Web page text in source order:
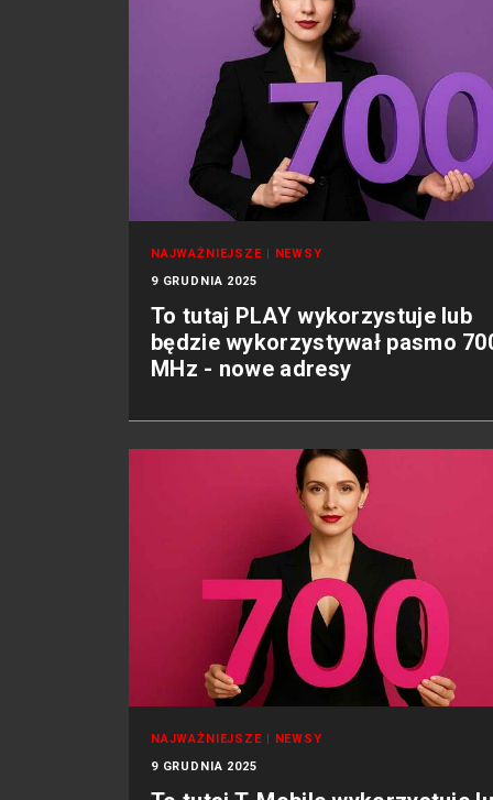
NAJWAŻNIEJSZE | NEWSY
9 GRUDNIA 2025
To tutaj PLAY wykorzystuje lub
będzie wykorzystywał pasmo
MHz - nowe adresy
NAJWAŻNIEJSZE | NEWSY
9 GRUDNIA 2025